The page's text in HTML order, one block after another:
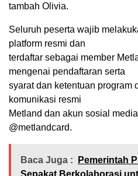
tambah Olivia.
Seluruh peserta wajib
platform resmi dan
terdaftar sebagai member
mengenai pendaftaran serta
syarat dan ketentuan program
komunikasi resmi
Metland dan akun sosial
@metlandcard.
Baca Juga :
Pemerintah
Sepakat Berkolaborasi